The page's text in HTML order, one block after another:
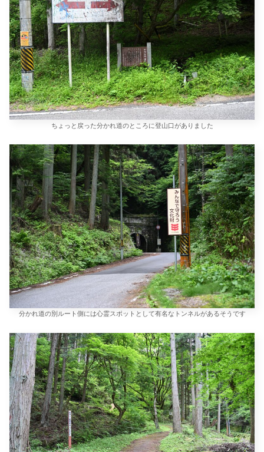
ちょっと戻った分かれ道のところに登山口がありました
分かれ道の別ルート側には心霊スポットとして有名なトンネルがあるそうです